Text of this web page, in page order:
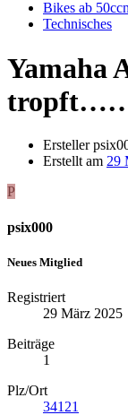
Bikes ab
Technisches
Yamaha
Ersteller
Erstellt am 29
P
psix000
Neues Mitglied
Registriert
29 März 2025
Beiträge
1
Plz/Ort
34121